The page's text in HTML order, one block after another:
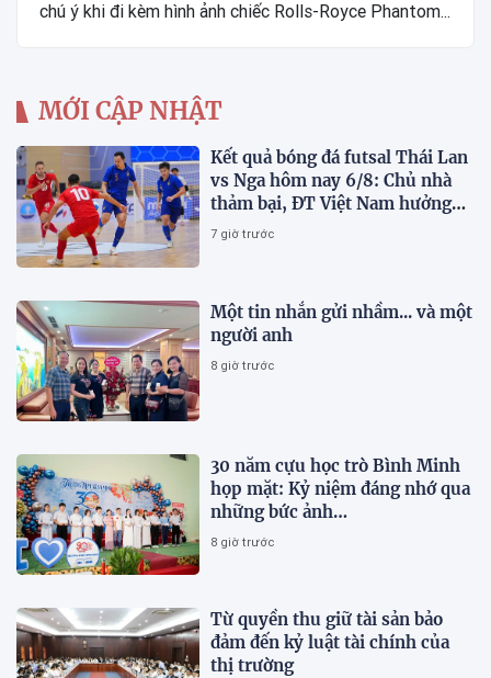
chú ý khi đi kèm hình ảnh chiếc Rolls-Royce Phantom...
MỚI CẬP NHẬT
Kết quả bóng đá futsal Thái Lan
vs Nga hôm nay 6/8: Chủ nhà
thảm bại, ĐT Việt Nam hưởng
lợi lớn
7 giờ trước
Một tin nhắn gửi nhầm... và một
người anh
8 giờ trước
30 năm cựu học trò Bình Minh
họp mặt: Kỷ niệm đáng nhớ qua
những bức ảnh…
8 giờ trước
Từ quyền thu giữ tài sản bảo
đảm đến kỷ luật tài chính của
thị trường